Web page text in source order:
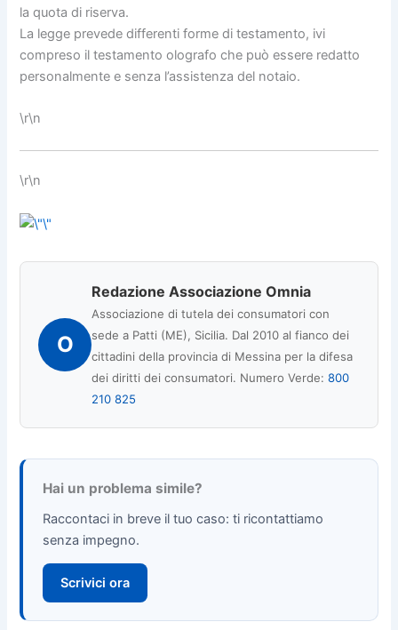
la quota di riserva.
La legge prevede differenti forme di testamento, ivi
compreso il testamento olografo che può essere redatto
personalmente e senza l’assistenza del notaio.
\r\n
\r\n
O
Redazione Associazione Omnia
Associazione di tutela dei consumatori con
sede a Patti (ME), Sicilia. Dal 2010 al fianco dei
cittadini della provincia di Messina per la difesa
dei diritti dei consumatori. Numero Verde:800
210 825
Hai un problema simile?
Raccontaci in breve il tuo caso: ti ricontattiamo
senza impegno.
Scrivici ora